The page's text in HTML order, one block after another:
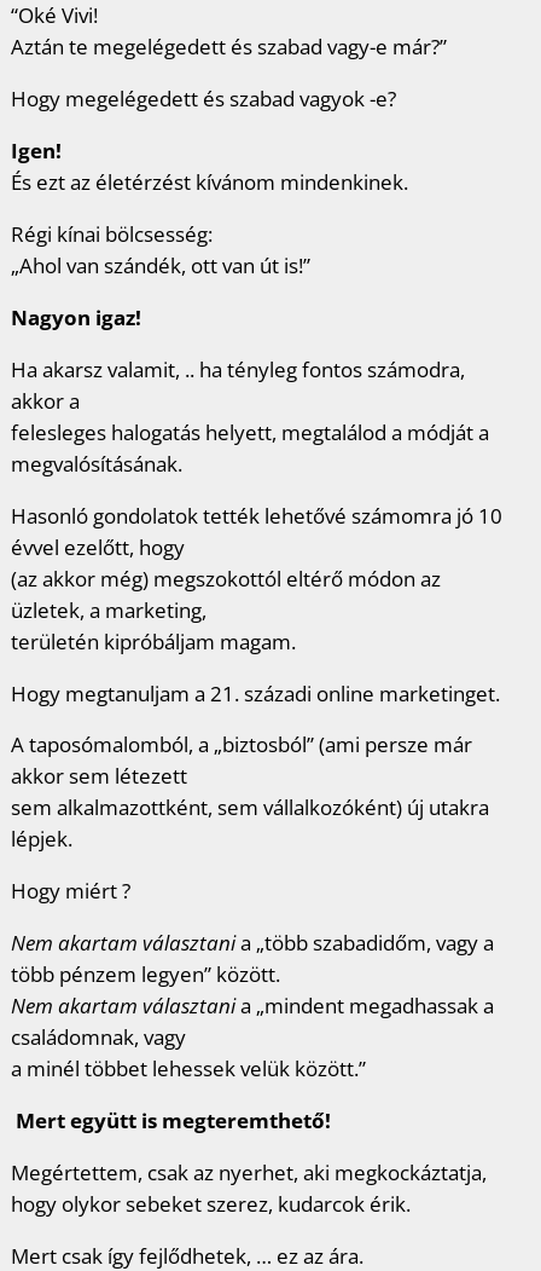
“Oké Vivi!
Aztán te megelégedett és szabad vagy-e már?”
Hogy megelégedett és szabad vagyok -e?
Igen!
És ezt az életérzést kívánom mindenkinek.
Régi kínai bölcsesség:
„Ahol van szándék, ott van út is!”
Nagyon igaz!
Ha akarsz valamit, .. ha tényleg fontos számodra,
akkor a
felesleges halogatás helyett, megtalálod a módját a
megvalósításának.
Hasonló gondolatok tették lehetővé számomra jó 10
évvel ezelőtt, hogy
(az akkor még) megszokottól eltérő módon az
üzletek, a marketing,
területén kipróbáljam magam.
Hogy megtanuljam a 21. századi online marketinget.
A taposómalomból, a „biztosból” (ami persze már
akkor sem létezett
sem alkalmazottként, sem vállalkozóként) új utakra
lépjek.
Hogy miért ?
Nem akartam választania „több szabadidőm, vagy a
több pénzem legyen” között.
Nem akartam választania „mindent megadhassak a
családomnak, vagy
a minél többet lehessek velük között.”
Mert együtt is megteremthető!
Megértettem, csak az nyerhet, aki megkockáztatja,
hogy olykor sebeket szerez, kudarcok érik.
Mert csak így fejlődhetek, … ez az ára.